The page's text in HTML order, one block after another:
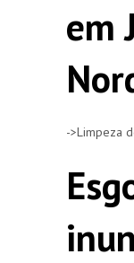
em
->Limpeza